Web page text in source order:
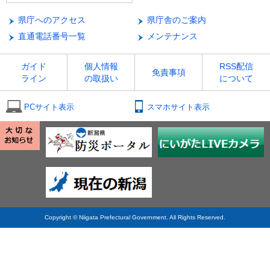
県庁へのアクセス
県庁舎のご案内
直通電話番号一覧
メンテナンス
ガイド
ライン
個人情報
の取扱い
免責事項
RSS配信
について
PCサイト表示 スマホサイト表示
Copyright © Niigata Prefectural Government. All Rights Reserved.